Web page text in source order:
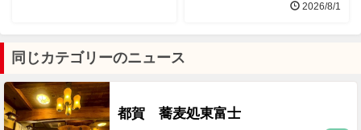
2026/8/1
同じカテゴリーのニュース
都賀 蕎麦処東富士